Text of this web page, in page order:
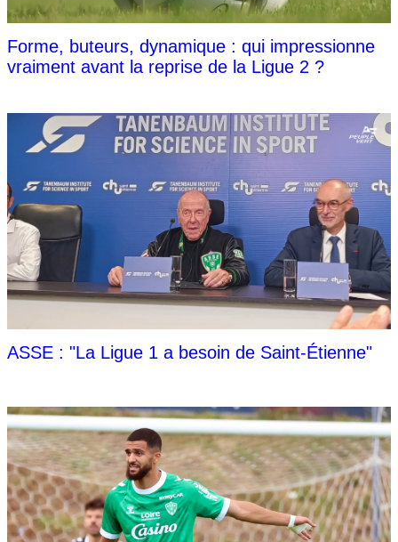
Forme, buteurs, dynamique : qui impressionne
vraiment avant la reprise de la Ligue 2 ?
ASSE : "La Ligue 1 a besoin de Saint-Étienne"